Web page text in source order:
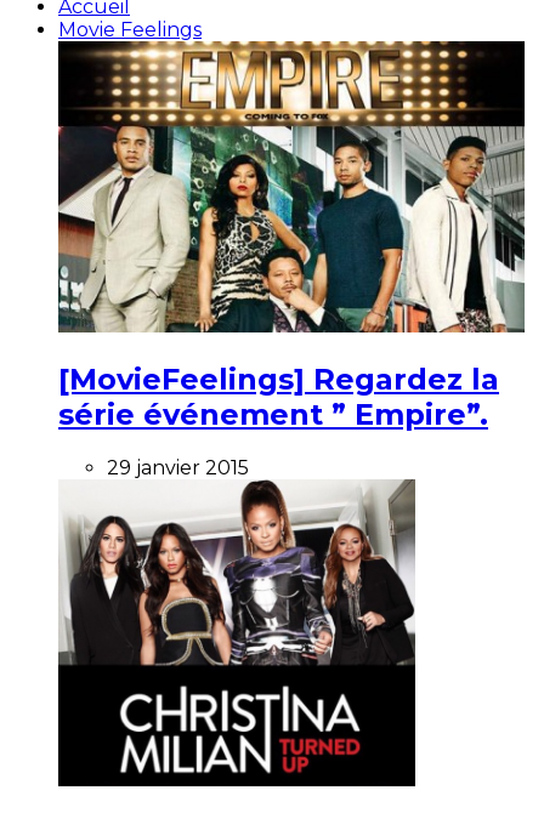
Accueil
Movie Feelings
[MovieFeelings] Regardez la
série événement ” Empire”.
29 janvier 2015